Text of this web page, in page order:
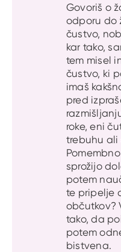
Govoriš o
odporu do
čustvo,
kar tako,
tem misel
čustvo, ki
imaš
pred
roke, eni
trebuhu ali
sprožijo
potem
te pripelje
občutkov?
tako, da
potem
bistvena.